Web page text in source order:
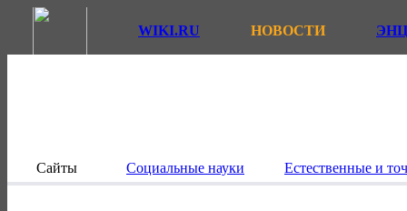
WIKI.RU НОВОСТИ
Сайты Социальные науки Естественные и